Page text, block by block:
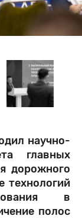
научно-
главных
дорожного
технологий
в
полос